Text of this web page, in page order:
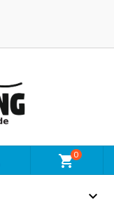
shopping_cart0